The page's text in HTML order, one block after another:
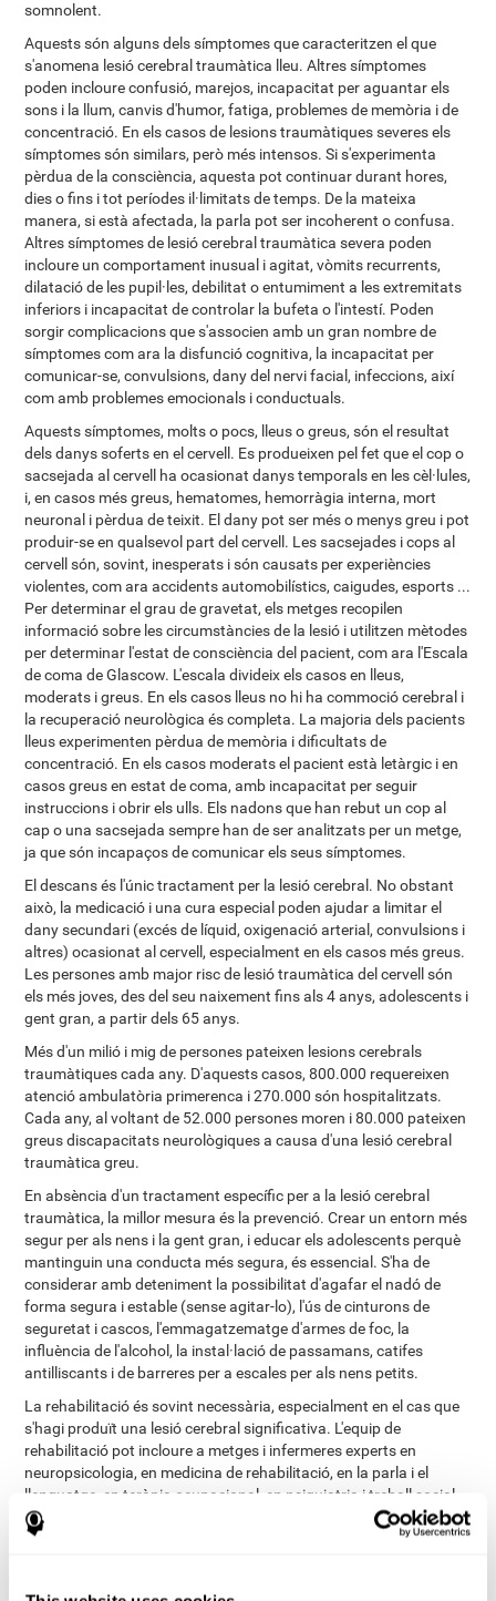
somnolent.
Aquests són alguns dels símptomes que caracteritzen el que
s'anomena lesió cerebral traumàtica lleu. Altres símptomes
poden incloure confusió, marejos, incapacitat per aguantar els
sons i la llum, canvis d'humor, fatiga, problemes de memòria i de
concentració. En els casos de lesions traumàtiques severes els
símptomes són similars, però més intensos. Si s'experimenta
pèrdua de la consciència, aquesta pot continuar durant hores,
dies o fins i tot períodes il·limitats de temps. De la mateixa
manera, si està afectada, la parla pot ser incoherent o confusa.
Altres símptomes de lesió cerebral traumàtica severa poden
incloure un comportament inusual i agitat, vòmits recurrents,
dilatació de les pupil·les, debilitat o entumiment a les extremitats
inferiors i incapacitat de controlar la bufeta o l'intestí. Poden
sorgir complicacions que s'associen amb un gran nombre de
símptomes com ara la disfunció cognitiva, la incapacitat per
comunicar-se, convulsions, dany del nervi facial, infeccions, així
com amb problemes emocionals i conductuals.
Aquests símptomes, molts o pocs, lleus o greus, són el resultat
dels danys soferts en el cervell. Es produeixen pel fet que el cop o
sacsejada al cervell ha ocasionat danys temporals en les cèl·lules,
i, en casos més greus, hematomes, hemorràgia interna, mort
neuronal i pèrdua de teixit. El dany pot ser més o menys greu i pot
produir-se en qualsevol part del cervell. Les sacsejades i cops al
cervell són, sovint, inesperats i són causats per experiències
violentes, com ara accidents automobilístics, caigudes, esports ...
Per determinar el grau de gravetat, els metges recopilen
informació sobre les circumstàncies de la lesió i utilitzen mètodes
per determinar l'estat de consciència del pacient, com ara l'Escala
de coma de Glascow. L'escala divideix els casos en lleus,
moderats i greus. En els casos lleus no hi ha commoció cerebral i
la recuperació neurològica és completa. La majoria dels pacients
lleus experimenten pèrdua de memòria i dificultats de
concentració. En els casos moderats el pacient està letàrgic i en
casos greus en estat de coma, amb incapacitat per seguir
instruccions i obrir els ulls. Els nadons que han rebut un cop al
cap o una sacsejada sempre han de ser analitzats per un metge,
ja que són incapaços de comunicar els seus símptomes.
El descans és l'únic tractament per la lesió cerebral. No obstant
això, la medicació i una cura especial poden ajudar a limitar el
dany secundari (excés de líquid, oxigenació arterial, convulsions i
altres) ocasionat al cervell, especialment en els casos més greus.
Les persones amb major risc de lesió traumàtica del cervell són
els més joves, des del seu naixement fins als 4 anys, adolescents i
gent gran, a partir dels 65 anys.
Més d'un milió i mig de persones pateixen lesions cerebrals
traumàtiques cada any. D'aquests casos, 800.000 requereixen
atenció ambulatòria primerenca i 270.000 són hospitalitzats.
Cada any, al voltant de 52.000 persones moren i 80.000 pateixen
greus discapacitats neurològiques a causa d'una lesió cerebral
traumàtica greu.
En absència d'un tractament específic per a la lesió cerebral
traumàtica, la millor mesura és la prevenció. Crear un entorn més
segur per als nens i la gent gran, i educar els adolescents perquè
mantinguin una conducta més segura, és essencial. S'ha de
considerar amb deteniment la possibilitat d'agafar el nadó de
forma segura i estable (sense agitar-lo), l'ús de cinturons de
seguretat i cascos, l'emmagatzematge d'armes de foc, la
influència de l'alcohol, la instal·lació de passamans, catifes
antilliscants i de barreres per a escales per als nens petits.
La rehabilitació és sovint necessària, especialment en el cas que
s'hagi produït una lesió cerebral significativa. L'equip de
rehabilitació pot incloure a metges i infermeres experts en
neuropsicologia, en medicina de rehabilitació, en la parla i el
llenguatge, en teràpia ocupacional, en psiquiatria i treball social.
L'extensa investigació existent mostra que l'entrenament cognitiu
(o entrenament cerebral) és important per a la rehabilitació de la